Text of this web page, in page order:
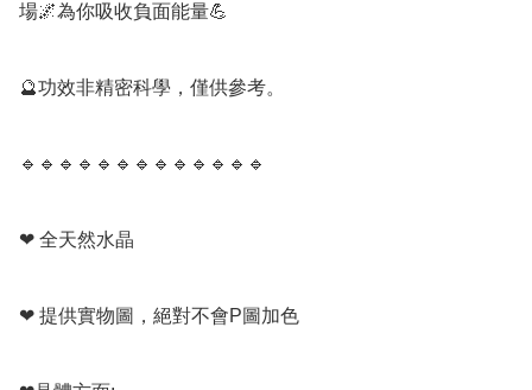
場🌌為你吸收負面能量💪
🔮功效非精密科學，僅供參考。
🔹️🔹️🔹️🔹️🔹️🔹️🔹️🔹️🔹️🔹️🔹️🔹️🔹️
❤ 全天然水晶
❤ 提供實物圖，絕對不會P圖加色